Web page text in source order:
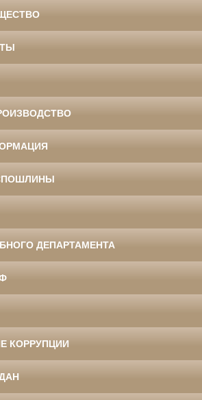
ДЕПАРТАМЕНТА
КОРРУПЦИИ